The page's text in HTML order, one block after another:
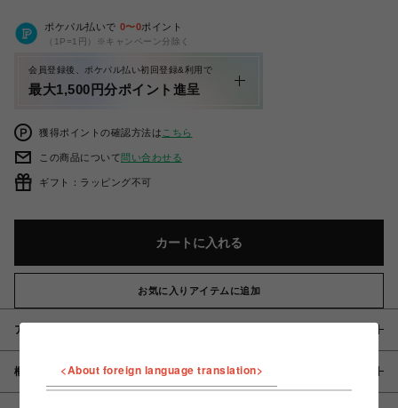
ポケパル払いで 0〜0ポイント
（1P=1円）※キャンペーン分除く
会員登録後、ポケパル払い初回登録&利用で
最大1,500円分ポイント進呈
獲得ポイントの確認方法は こちら
この商品について問い合わせる
ギフト：ラッピング不可
カートに入れる
お気に入りアイテムに追加
アイテム説明 / 素材
概要 <About foreign language translation>